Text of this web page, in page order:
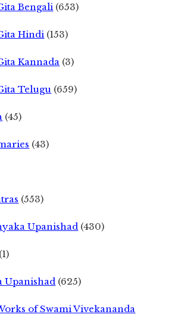
Bengali (653)
Hindi (153)
Kannada (3)
Telugu (659)
(45)
(43)
(553)
Upanishad (430)
(1)
Upanishad (625)
of Swami Vivekananda